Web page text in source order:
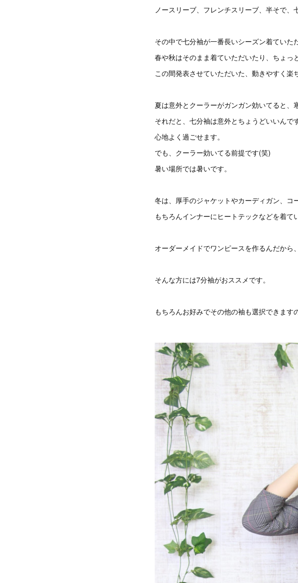
ノースリーブ、フレンチスリーブ、半そで、
その中で七分袖が一番長いシーズン着ていた
春や秋はそのまま着ていただいたり、ちょっ
この間発表させていただいた、動きやすく楽
夏は意外とクーラーがガンガン効いてると、
それだと、七分袖は意外とちょうどいいんです
心地よく過ごせます。
でも、クーラー効いてる前提です(笑)
暑い場所では暑いです。
冬は、厚手のジャケットやカーディガン、コ
もちろんインナーにヒートテックなどを着て
オーダーメイドでワンピースを作るんだか
そんな方には7分袖がおススメです。
もちろんお好みでその他の袖も選択できます